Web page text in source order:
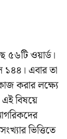
৫৬টি ওয়ার্ড।
১৪৪। এবার তা
করার লক্ষ্যে
বিষয়ে
ভিত্তিতে